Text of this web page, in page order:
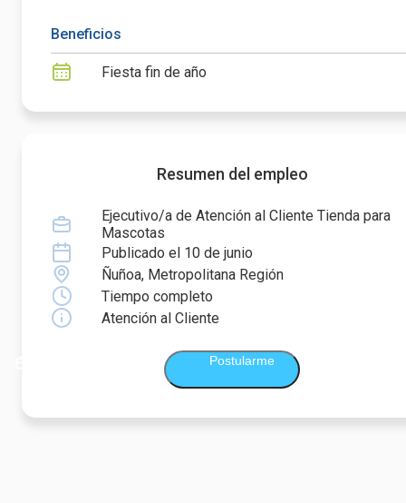
Beneficios
Fiesta fin de año
Resumen del empleo
Ejecutivo/a de Atención al Cliente Tienda para
Mascotas
Publicado el 10 de junio
Ñuñoa, Metropolitana Región
Tiempo completo
Atención al Cliente
Postularme